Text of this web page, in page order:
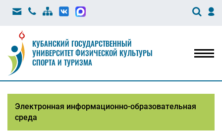
КУБАНСКИЙ ГОСУДАРСТВЕННЫЙ
УНИВЕРСИТЕТ ФИЗИЧЕСКОЙ КУЛЬТУРЫ
СПОРТА И ТУРИЗМА
Электронная информационно-образовательная
среда